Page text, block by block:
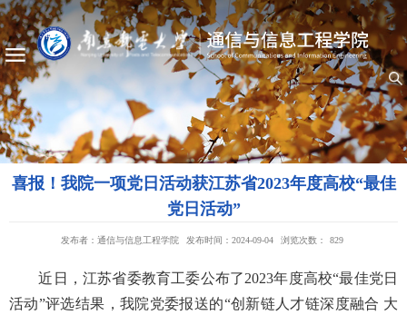
喜报！我院一项党日活动获江苏省2023年度高校“最佳
党日活动”
发布者：通信与信息工程学院 发布时间：2024-09-04 浏览次数： 829
近日，江苏省委教育工委公布了2023年度高校“最佳党日
活动”评选结果，我院党委报送的“创新链人才链深度融合 大